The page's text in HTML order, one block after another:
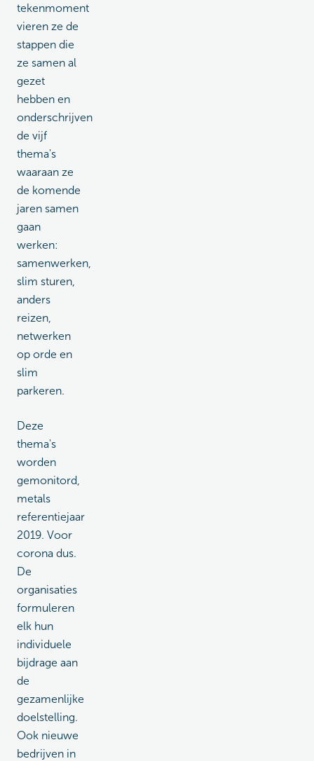
tekenmoment
vieren ze de
stappen die
ze samen al
gezet
hebben en
onderschrijven
de vijf
thema's
waaraan ze
de komende
jaren samen
gaan
werken:
samenwerken,
slim sturen,
anders
reizen,
netwerken
op orde en
slim
parkeren.
Deze
thema's
worden
gemonitord,
metals
referentiejaar
2019. Voor
corona dus.
De
organisaties
formuleren
elk hun
individuele
bijdrage aan
de
gezamenlijke
doelstelling.
Ook nieuwe
bedrijven in